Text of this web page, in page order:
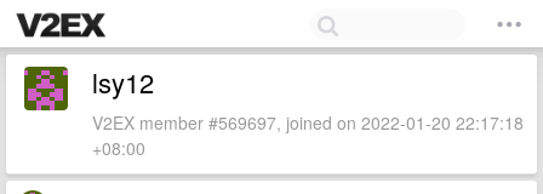
lsy12
V2EX member #569697, joined on 2022-01-20 22:17:18
+08:00